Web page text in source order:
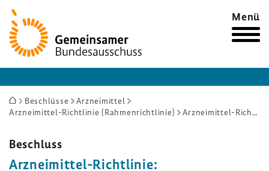
Zur
Startseite
Menü
Sie
sind
Beschlüsse
Arzneimittel
Arzneimittel-Richtlinie (Rahmenrichtlinie)
Arzneimittel-​​​Richtlinie: Verlängerung der Sonderregelungen im Zusammenhang mit der COVID-19-Pandemie betreffend §§ 8, 9 und 11
Beschluss
Arzneimittel-​​​​Richt­linie: